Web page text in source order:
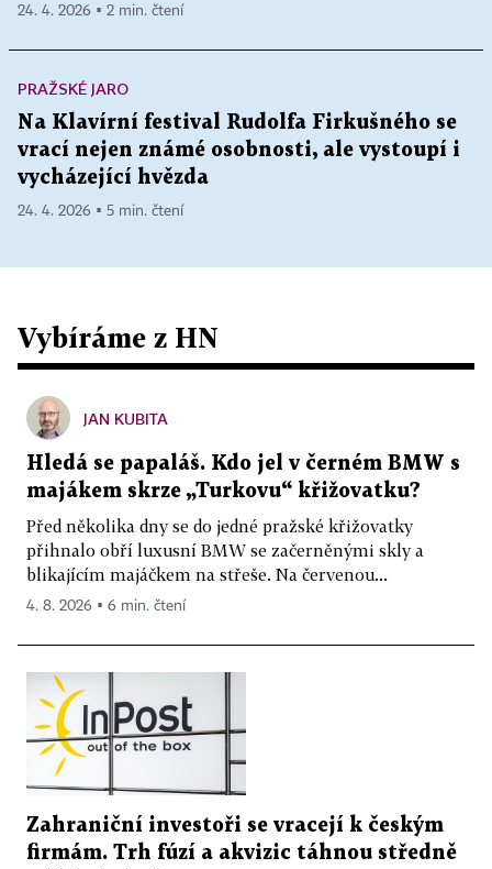
24. 4. 2026 ▪ 2 min. čtení
PRAŽSKÉ JARO
Na Klavírní festival Rudolfa Firkušného se
vrací nejen známé osobnosti, ale vystoupí i
vycházející hvězda
24. 4. 2026 ▪ 5 min. čtení
Vybíráme z HN
JAN KUBITA
Hledá se papaláš. Kdo jel v černém BMW s
majákem skrze „Turkovu“ křižovatku?
Před několika dny se do jedné pražské křižovatky
přihnalo obří luxusní BMW se začerněnými skly a
blikajícím majáčkem na střeše. Na červenou...
4. 8. 2026 ▪ 6 min. čtení
Zahraniční investoři se vracejí k českým
firmám. Trh fúzí a akvizic táhnou středně